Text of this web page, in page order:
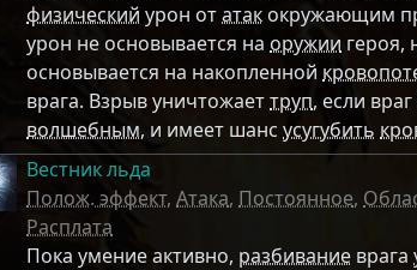
физический урон отатакокружающим
урон не основывается на оружии героя,
основывается на накопленной
врага. Взрыв уничтожаеттруп, если
волшебным, и имеет шанс усугубить
Вестник льда
Полож. эффект, Атака, Постоянное,
Расплата
Пока умение активно, разбивание врага